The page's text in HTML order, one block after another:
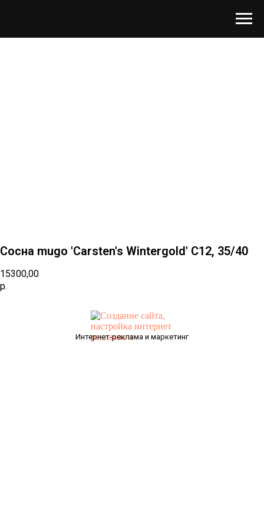
Сосна mugo 'Carsten's Wintergold' C12, 35/40
15300,00
р.
Интернет-реклама и маркетинг